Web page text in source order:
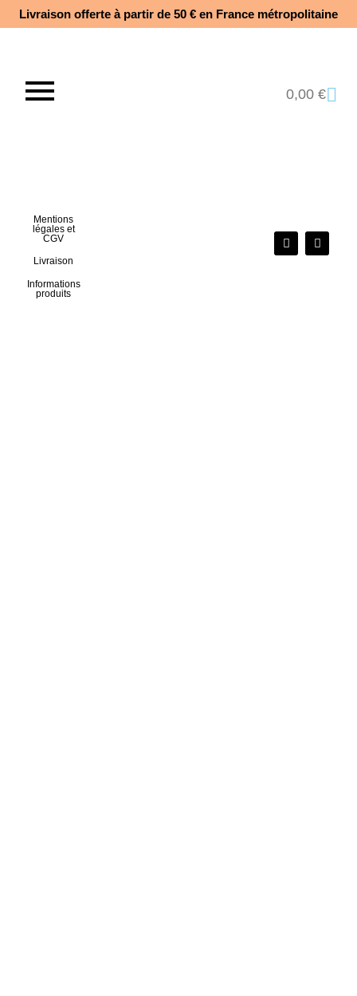
Livraison offerte à partir de 50 € en France métropolitaine​
0,00€
Mentions
légales et
CGV
Livraison
Informations
produits